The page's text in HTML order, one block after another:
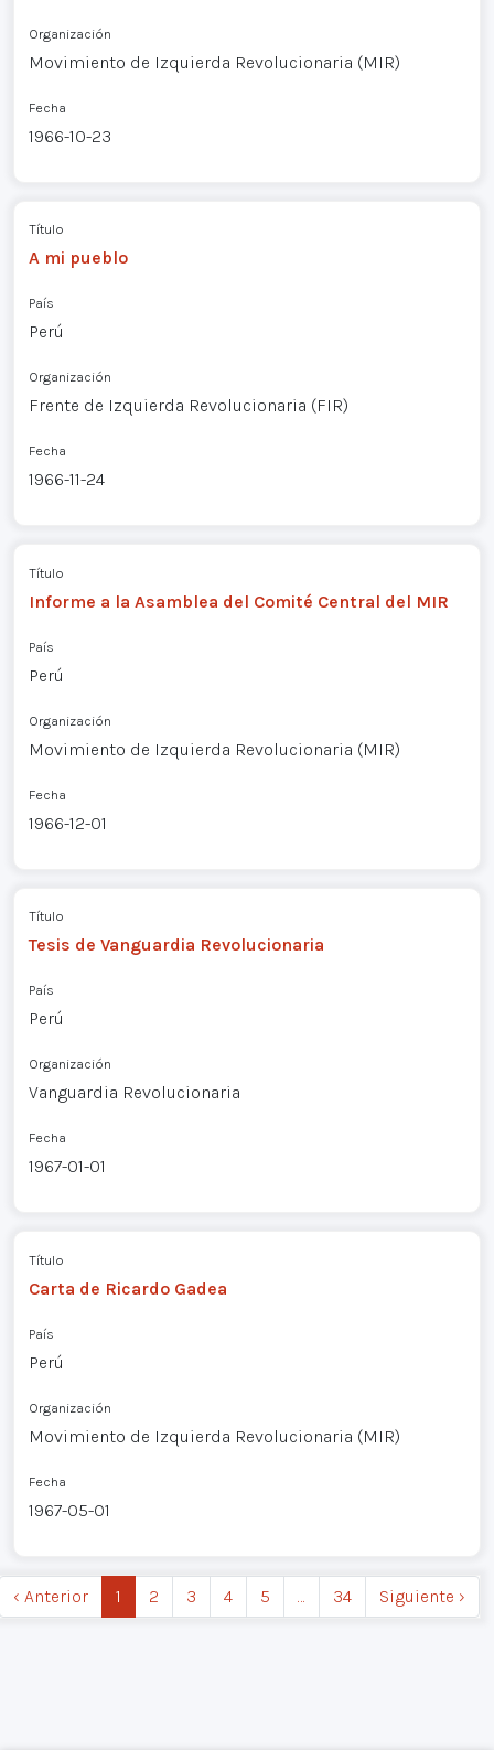
Organización
Movimiento de Izquierda Revolucionaria (MIR)
Fecha
1966-10-23
Título
A mi pueblo
País
Perú
Organización
Frente de Izquierda Revolucionaria (FIR)
Fecha
1966-11-24
Título
Informe a la Asamblea del Comité Central del MIR
País
Perú
Organización
Movimiento de Izquierda Revolucionaria (MIR)
Fecha
1966-12-01
Título
Tesis de Vanguardia Revolucionaria
País
Perú
Organización
Vanguardia Revolucionaria
Fecha
1967-01-01
Título
Carta de Ricardo Gadea
País
Perú
Organización
Movimiento de Izquierda Revolucionaria (MIR)
Fecha
1967-05-01
‹ Anterior 1 2 3 4 5 … 34 Siguiente ›